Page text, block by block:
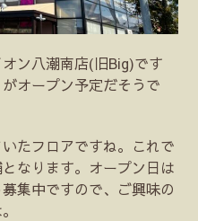
ン八潮南店(旧Big)です
オープン予定だそうで
たフロアですね。これで
なります。オープン日は
集中ですので、ご興味の